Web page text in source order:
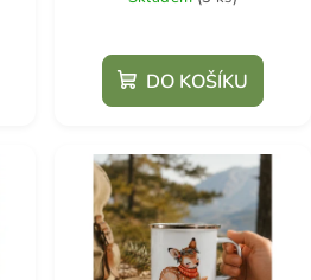
DO KOŠÍKU